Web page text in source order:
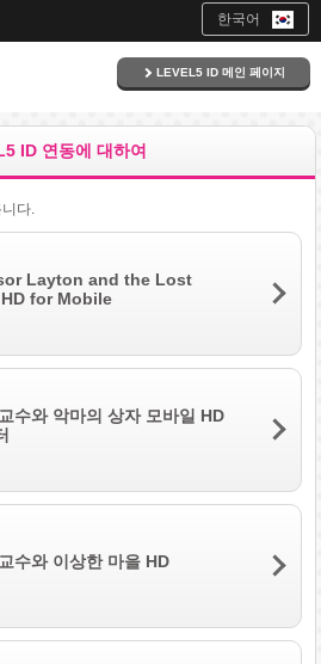
한국어
LEVEL5 ID 메인 페이지
ID 연동에 대하여
다.
Layton and the Lost
for Mobile
수와 악마의 상자 모바일 HD
수와 이상한 마을 HD